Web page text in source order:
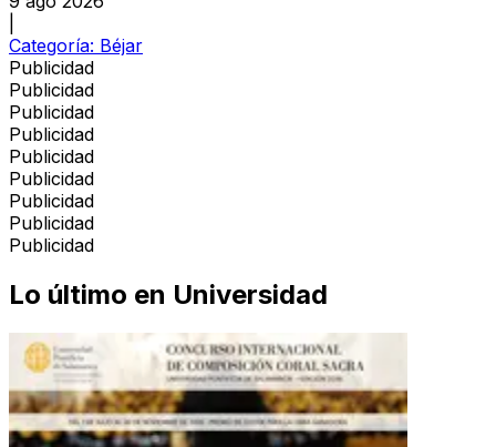
Categoría: Béjar
Publicidad
Publicidad
Publicidad
Publicidad
Publicidad
Publicidad
Publicidad
Publicidad
Publicidad
Lo último en Universidad